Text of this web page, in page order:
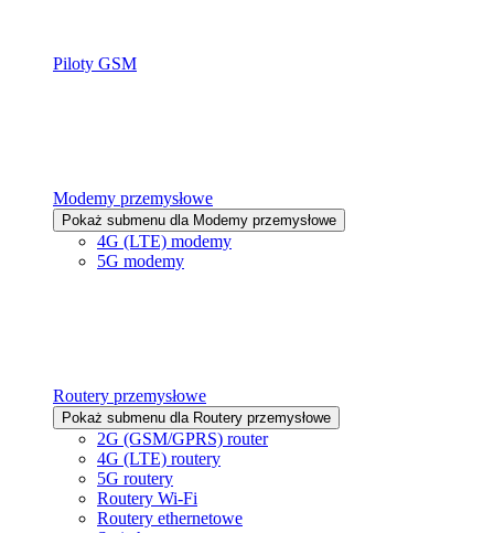
Piloty GSM
Modemy przemysłowe
Pokaż submenu dla Modemy przemysłowe
4G (LTE) modemy
5G modemy
Routery przemysłowe
Pokaż submenu dla Routery przemysłowe
2G (GSM/GPRS) router
4G (LTE) routery
5G routery
Routery Wi-Fi
Routery ethernetowe